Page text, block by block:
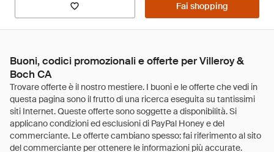
Fai shopping
Buoni, codici promozionali e offerte per Villeroy &
Boch CA